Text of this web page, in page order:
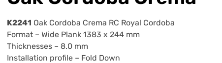
K2241 Oak Cordoba Crema RC Royal Cordoba
Format – Wide Plank 1383 x 244 mm
Thicknesses – 8.0 mm
Installation profile – Fold Down